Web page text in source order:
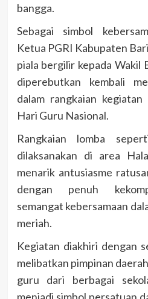
bangga.
Sebagai simbol
Ketua PGRI Kabupaten
piala bergilir kepada Wakil
diperebutkan kembali
dalam rangkaian
Hari Guru Nasional.
Rangkaian lomba
dilaksanakan di area
menarik antusiasme
dengan penuh
semangat kebersamaan
meriah.
Kegiatan diakhiri dengan
melibatkan pimpinan
guru dari berbagai
menjadi simbol persatuan